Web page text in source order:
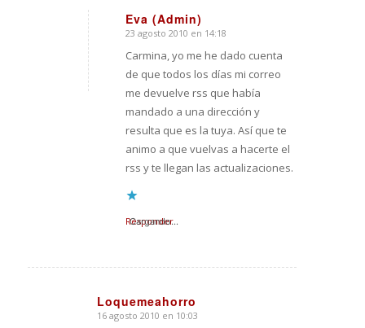
Eva (Admin)
Dice:
23 agosto 2010 en 14:18
Carmina, yo me he dado cuenta
de que todos los días mi correo
me devuelve rss que había
mandado a una dirección y
resulta que es la tuya. Así que te
animo a que vuelvas a hacerte el
rss y te llegan las actualizaciones.
Cargando...
Responder
Loquemeahorro
Dice:
16 agosto 2010 en 10:03